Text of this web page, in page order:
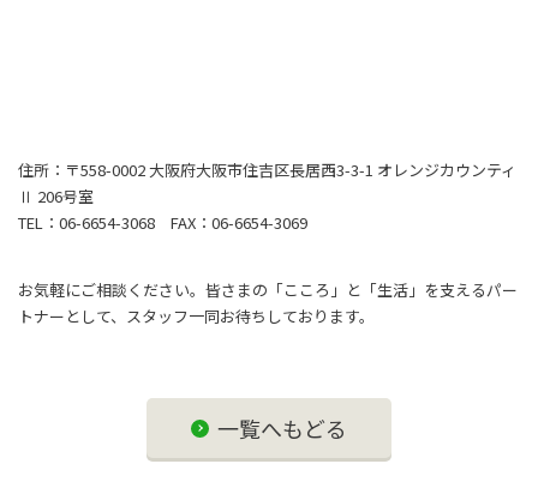
住所：〒558-0002 大阪府大阪市住吉区長居西3-3-1 オレンジカウンティ
Ⅱ 206号室
TEL：06-6654-3068 FAX：06-6654-3069
お気軽にご相談ください。皆さまの「こころ」と「生活」を支えるパー
トナーとして、スタッフ一同お待ちしております。
一覧へもどる